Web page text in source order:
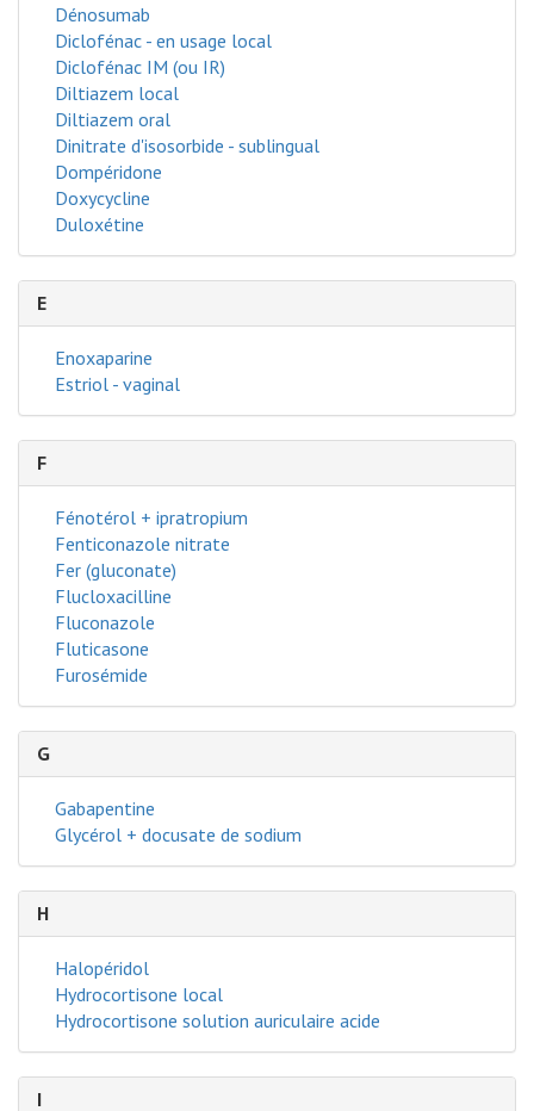
Dénosumab
Diclofénac - en usage local
Diclofénac IM (ou IR)
Diltiazem local
Diltiazem oral
Dinitrate d'isosorbide - sublingual
Dompéridone
Doxycycline
Duloxétine
E
Enoxaparine
Estriol - vaginal
F
Fénotérol + ipratropium
Fenticonazole nitrate
Fer (gluconate)
Flucloxacilline
Fluconazole
Fluticasone
Furosémide
G
Gabapentine
Glycérol + docusate de sodium
H
Halopéridol
Hydrocortisone local
Hydrocortisone solution auriculaire acide
I